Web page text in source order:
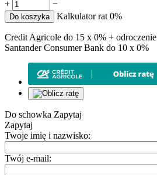
+ −
Do koszyka Kalkulator rat 0%
Credit Agricole do 15 x 0% + odroczenie
Santander Consumer Bank do 10 x 0%
Do schowka Zapytaj
Zapytaj
Twoje imię i nazwisko:
Twój e-mail: